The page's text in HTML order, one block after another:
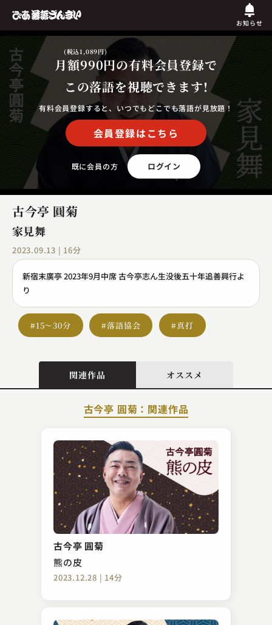
お知らせ
月額990円
(税込1,089円)
の有料会員登録で
この落語を視聴できます!
有料会員登録すると、いつでもどこでも落語が見放題！
会員登録はこちら
既に会員の方 ログイン
古今亭 圓菊
家見舞
2023.09.13 | 16分
新宿末廣亭 2023年9月中席 古今亭志ん生没後五十年追善興行よ
り
#15～30分 #落語協会 #真打
関連作品 オススメ
古今亭 圓菊：関連作品
古今亭 圓菊
熊の皮
2023.12.28 | 14分
入船亭 扇橋
狸札
2023.06.01 | 16分